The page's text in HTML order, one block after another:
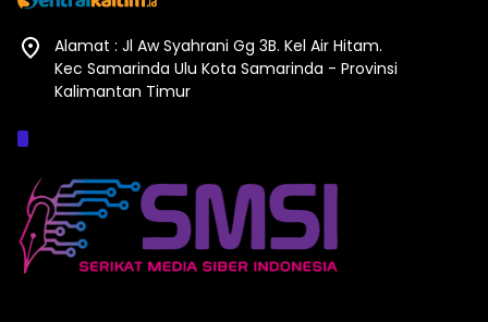
Alamat : Jl Aw Syahrani Gg 3B. Kel Air Hitam.
Kec Samarinda Ulu Kota Samarinda - Provinsi
Kalimantan Timur